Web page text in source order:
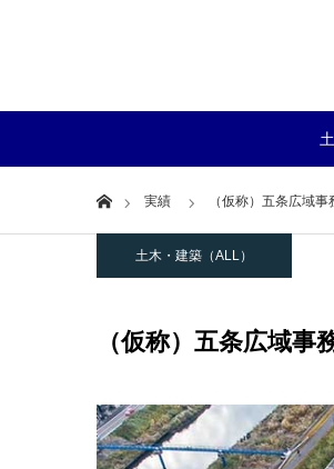
Home実績 （仮称）五条広域
土木・建築（ALL）
（仮称）五条広域事